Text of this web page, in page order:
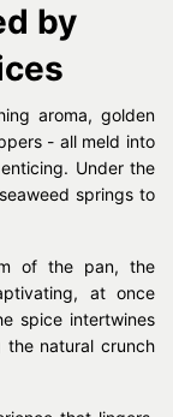
by
aroma, golden
- all meld into
Under the
springs to
of the pan, the
at once
spice intertwines
natural crunch